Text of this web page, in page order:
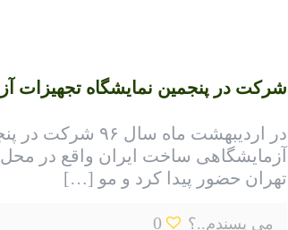
شرکت در پنجمین نمایشگاه تجهیزات
در اردیبهشت ماه
آزمایشگاهی ساخت ایران واقع در محل
تهران حضور پیدا کرد و مو […]
می پسندم..؟ 0